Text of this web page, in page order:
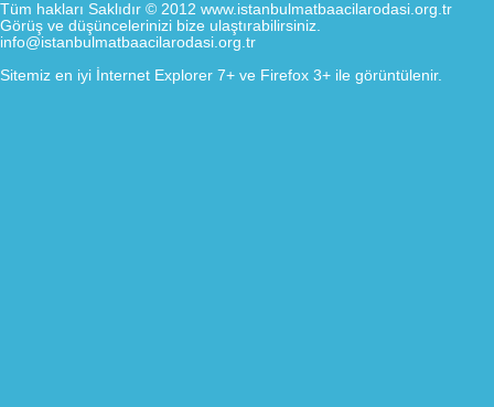
Tüm hakları Saklıdır © 2012 www.istanbulmatbaacilarodasi.org.tr
Görüş ve düşüncelerinizi bize ulaştırabilirsiniz.
info@istanbulmatbaacilarodasi.org.tr
Sitemiz en iyi İnternet Explorer 7+ ve Firefox 3+ ile görüntülenir.